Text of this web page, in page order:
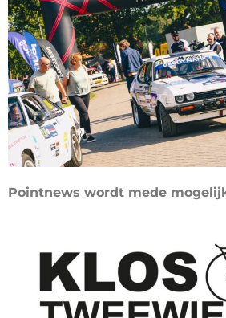
Pointnews wordt mede